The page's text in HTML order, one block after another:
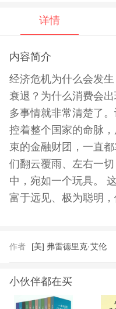
详情
内容简介
经济危机为什么会发
衰退？为什么消费会
多事情就非常清楚了
控着整个国家的命脉
束的金融财团，一直
们翻云覆雨、左右一
中，宛如一个玩具。
富于远见、极为聪明
婪，他们就是一群自
个玩具彻底给玩坏了
继续受贫富不均和兴
经济灾难的政策、做
作者 [美] 弗雷德里克·艾伦
小伙伴都在买